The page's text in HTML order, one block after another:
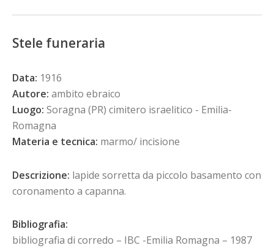
Stele funeraria
Data: 1916
Autore: ambito ebraico
Luogo: Soragna (PR) cimitero israelitico - Emilia-
Romagna
Materia e tecnica: marmo/ incisione
Descrizione: lapide sorretta da piccolo basamento con
coronamento a capanna.
Bibliografia:
bibliografia di corredo – IBC -Emilia Romagna – 1987